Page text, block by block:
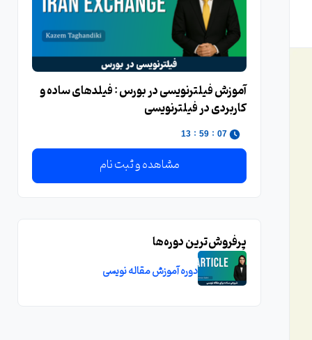
آموزش فیلترنویسی در بورس : فیلدهای ساده و
کاربردی در فیلترنویسی
07
:
59
:
12
مشاهده و ثبت نام
پرفروش‌ترین دوره‌ها
دوره آموزش مقاله نویسی